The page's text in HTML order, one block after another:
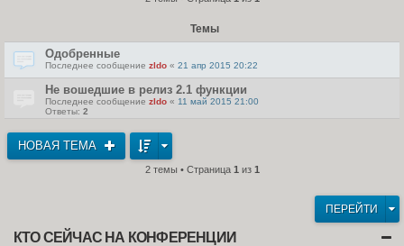
Темы
Одобренные
Последнее сообщение zldo « 21 апр 2015 20:22
Не вошедшие в релиз 2.1 функции
Последнее сообщение zldo « 11 май 2015 21:00
Ответы: 2
НОВАЯ ТЕМА
2 темы • Страница 1 из 1
ПЕРЕЙТИ
КТО СЕЙЧАС НА КОНФЕРЕНЦИИ